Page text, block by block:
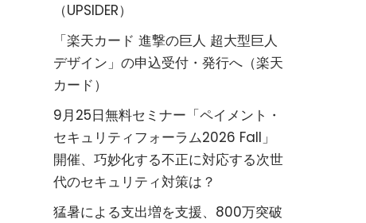
（UPSIDER）
「楽天カード 進撃の巨人 超大型巨人
デザイン」の申込受付・発行へ（楽天
カード）
9月25日無料セミナー「ペイメント・
セキュリティフォーラム2026 Fall」
開催、巧妙化する不正に対応する次世
代のセキュリティ対策は？
猛暑による支出増を支援、800万突破